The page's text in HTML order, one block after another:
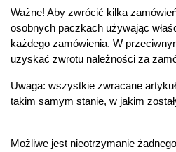
Ważne! Aby zwrócić kilka
osobnych paczkach używając
każdego zamówienia. W
uzyskać zwrotu należności za
Uwaga: wszystkie zwracane
takim samym stanie, w jakim
Możliwe jest nieotrzymanie